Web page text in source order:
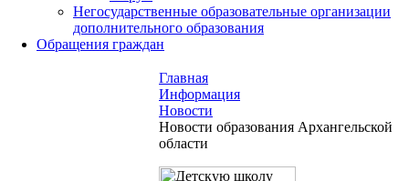
Негосударственные образовательные организации
дополнительного образования
Обращения граждан
Главная
Информация
Новости
Новости образования Архангельской
области